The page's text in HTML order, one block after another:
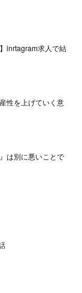
inrtagram求人で結
性を上げていく意
は別に悪いことで